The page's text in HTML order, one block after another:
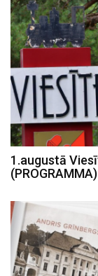
1.augustā
(PROGRAMMA)